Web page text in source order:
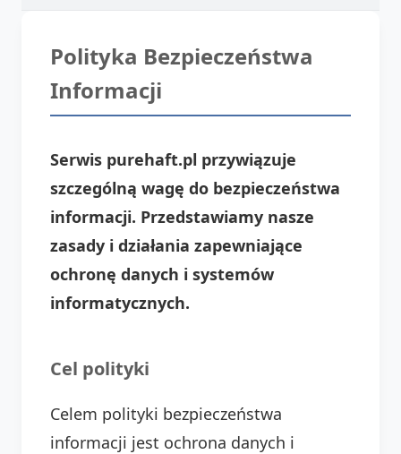
Polityka Bezpieczeństwa
Informacji
Serwis purehaft.pl przywiązuje
szczególną wagę do bezpieczeństwa
informacji. Przedstawiamy nasze
zasady i działania zapewniające
ochronę danych i systemów
informatycznych.
Cel polityki
Celem polityki bezpieczeństwa
informacji jest ochrona danych i